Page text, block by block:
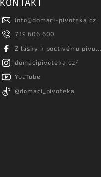
KONTAKT
info@domaci-pivoteka.cz
739 606 600
Z lásky k poctivému pivu...
domacipivoteka.cz/
YouTube
@domaci_pivoteka